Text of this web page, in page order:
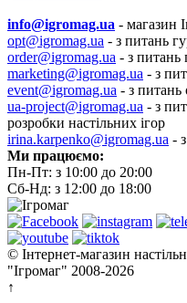
info@igromag.ua - магазин
opt@igromag.ua - з питань
order@igromag.ua - з питань
marketing@igromag.ua - з
event@igromag.ua - з питань
ua-project@igromag.ua - з
розробки настільних ігор
irina.karpenko@igromag.ua -
Ми працюємо:
Пн-Пт: з 10:00 до 20:00
Сб-Нд: з 12:00 до 18:00
© Інтернет-магазин
"Ігромаг" 2008-2026
↑